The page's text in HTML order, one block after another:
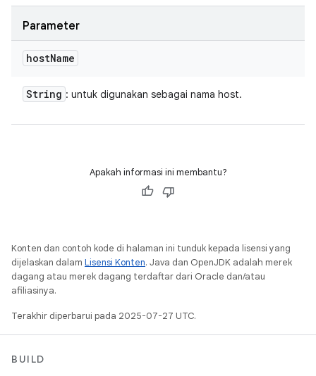
Parameter
hostName
String : untuk digunakan sebagai nama host.
Apakah informasi ini membantu?
Konten dan contoh kode di halaman ini tunduk kepada lisensi yang
dijelaskan dalam Lisensi Konten. Java dan OpenJDK adalah merek
dagang atau merek dagang terdaftar dari Oracle dan/atau
afiliasinya.
Terakhir diperbarui pada 2025-07-27 UTC.
BUILD